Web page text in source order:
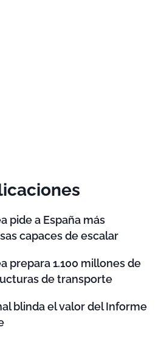
pide a España más
capaces de escalar
prepara 1.100 millones de
de transporte
blinda el valor del Informe